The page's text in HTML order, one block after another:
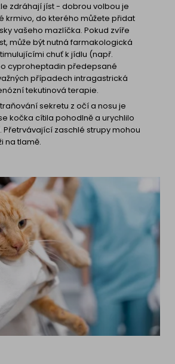
zdráhají jíst - dobrou volbou je
krmivo, do kterého můžete přidat
vašeho mazlíčka. Pokud zvíře
může být nutná farmakologická
chuť k jídlu (např.
cyproheptadin předepsané
případech intragastrická
tekutinová terapie.
sekretu z očí a nosu je
kočka cítila pohodlně a urychlilo
Přetrvávající zaschlé strupy mohou
na tlamě.